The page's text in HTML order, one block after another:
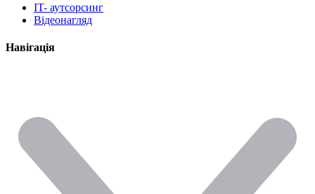
IT- аутсорсинг
Відеонагляд
Навігація